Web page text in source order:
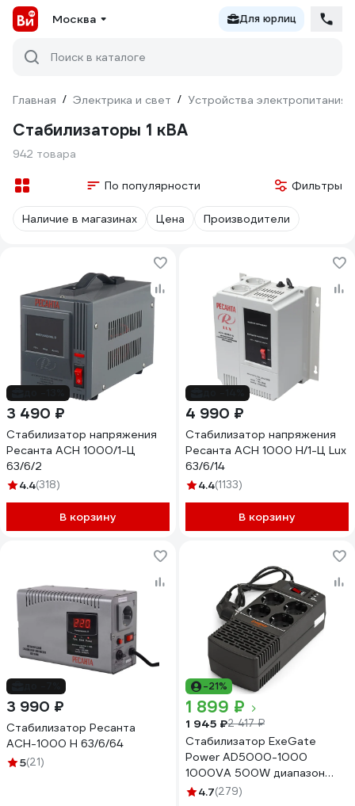
Москва Для юрлиц
Поиск в каталоге
Главная / Электрика и свет / Устройства электропитания
Стабилизаторы 1 кВА
942 товара
По популярности Фильтры
Наличие в магазинах Цена Производители
3 490 ₽
Стабилизатор напряжения
Ресанта АСН 1000/1-Ц
63/6/2
4.4(318)
В корзину
4 990 ₽
Стабилизатор напряжения
Ресанта АСН 1000 Н/1-Ц Lux
63/6/14
4.4(1133)
В корзину
3 990 ₽
Стабилизатор Ресанта
АСН-1000 Н 63/6/64
5(21)
-21%
1 899 ₽
1 945 ₽2 417 ₽
Стабилизатор ExeGate
Power AD5000-1000
1000VA 500W диапазон
150-280В 4 евророзетки
4.7(279)